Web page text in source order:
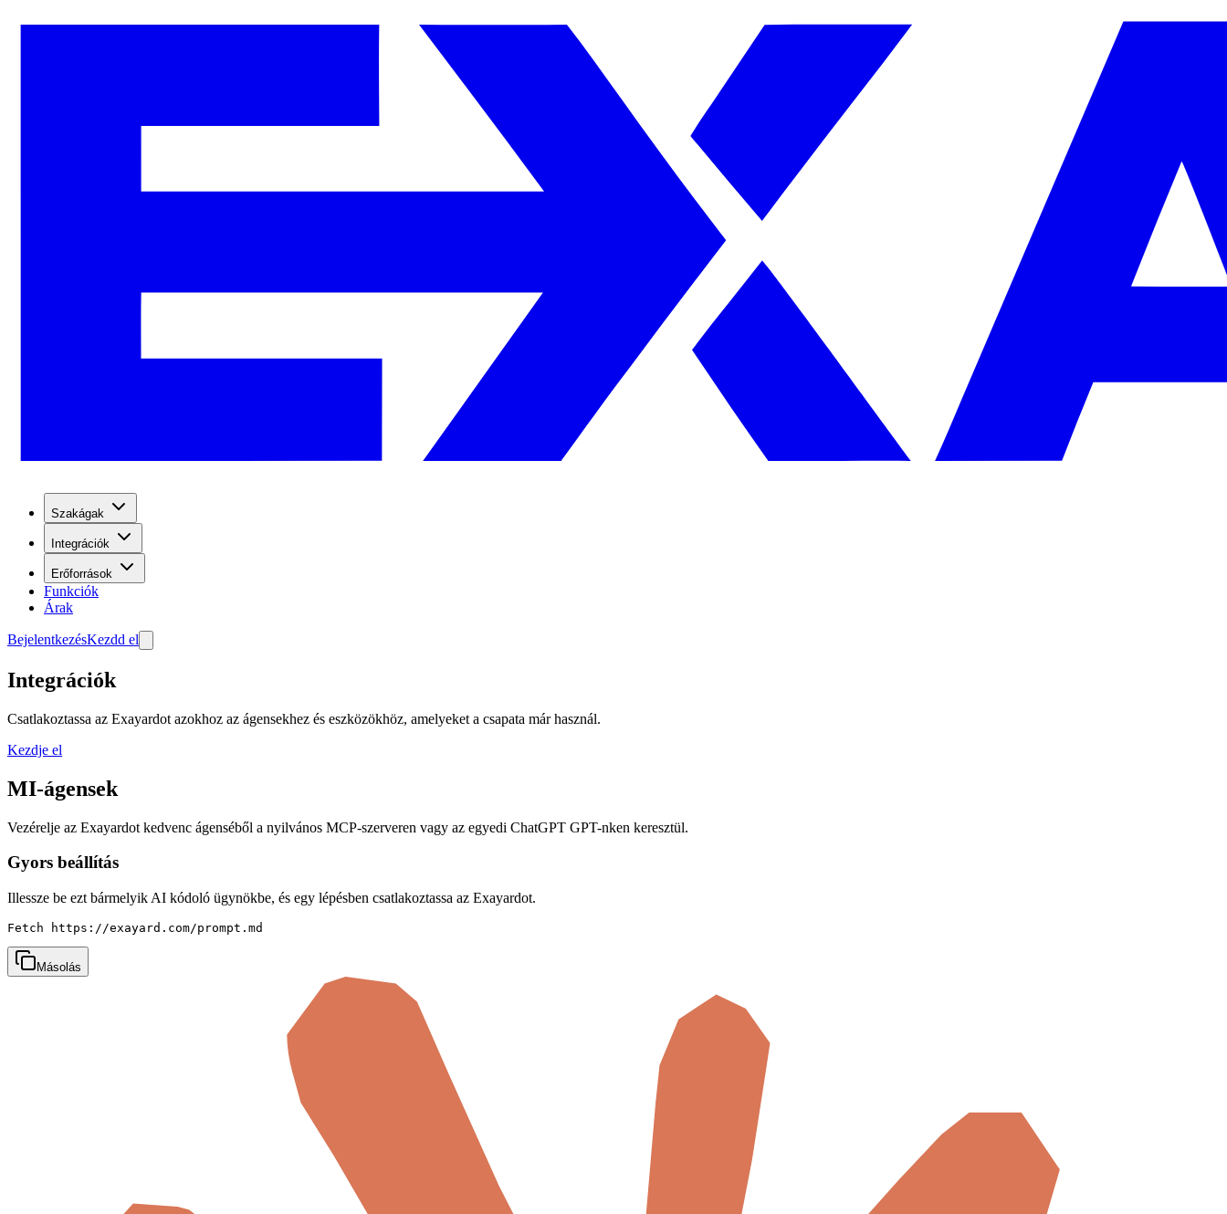
Szakágak
Integrációk
Erőforrások
Funkciók
Árak
BejelentkezésKezdd el
Integrációk
Csatlakoztassa az Exayardot azokhoz az ágensekhez és eszközökhöz, amelyeket a csapata már használ.
Kezdje el
MI-ágensek
Vezérelje az Exayardot kedvenc ágenséből a nyilvános MCP-szerveren vagy az egyedi ChatGPT GPT-nken keresztül.
Gyors beállítás
Illessze be ezt bármelyik AI kódoló ügynökbe, és egy lépésben csatlakoztassa az Exayardot.
Fetch https://exayard.com/prompt.md
Másolás